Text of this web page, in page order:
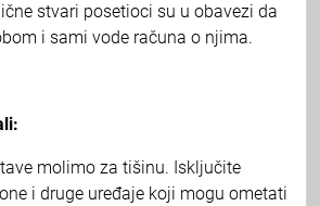
stvari posetioci su u obavezi da
i sami vode računa o njima.
molimo za tišinu. Isključite
i druge uređaje koji mogu ometati